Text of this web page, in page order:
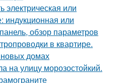
электрическая или
индукционная или
обзор параметров
в квартире.
домах
на улицу морозостойкий.